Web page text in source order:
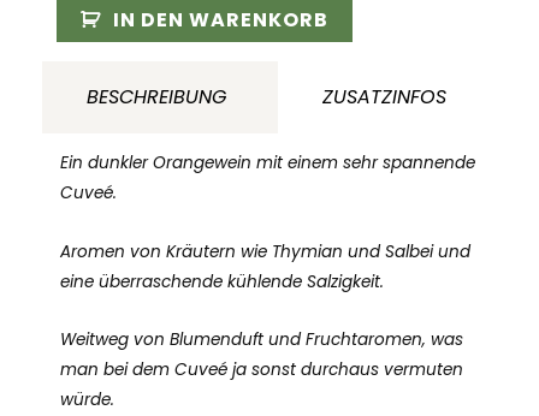
„Austernkalk“
Weingut
sein
Wein
Deutschland
IN DEN WARENKORB
BESCHREIBUNG ZUSATZINFOS
Ein dunkler Orangewein mit einem sehr spannende
Cuveé.
Aromen von Kräutern wie Thymian und Salbei und
eine überraschende kühlende Salzigkeit.
Weitweg von Blumenduft und Fruchtaromen, was
man bei dem Cuveé ja sonst durchaus vermuten
würde.